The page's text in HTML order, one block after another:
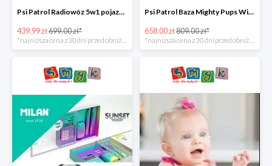
Psi Patrol Radiowóz 5w1 pojazd ratunkowy z figurką Chase'a -37%
439.99 zł699.00 zł*
Psi Patrol Baza Mighty Pups Wieża obserwacyjna+pojazd z figurką -19%
658.00 zł809.00 zł*